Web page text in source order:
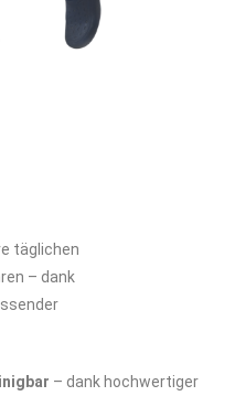
täglichen
– dank
– dankhochwertiger